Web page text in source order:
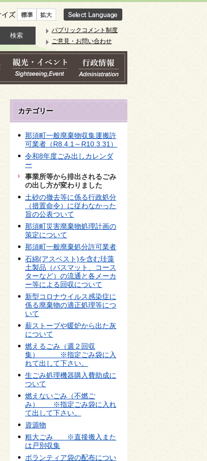
文字サイズ
パブリックコメント制度
ご意見・お問い合わせ
カテゴリー
那須町一般廃棄物収集運搬許
可業者（R8.4.1～R10.3.31）
令和8年度ごみ出しカレンダ
ー
事業所等から排出されるごみ
の出し方が変わりました
土砂の撤去等に係る行政処分
（措置命令）に従わなかった
旨の公表ついて
那須町災害廃棄物処理計画の
策定について
那須町一般廃棄処分許可業者
石綿(アスベスト)を含む珪藻
土製品（バスマット、コース
ターなど）の流通と各メーカ
ー等による回収について
新型コロナウイルス感染症に
係る廃棄物の適正処理等につ
いて
薪ストーブや暖炉から出た灰
について
燃えるごみ（週２回収
集） ※指定ごみ袋に入
れて出して下さい。
生ごみ処理機器購入費助成に
ついて
燃えないごみ（不燃ご
み） ※指定ごみ袋に入れ
て出して下さい。
資源物
粗大ごみ ※直接搬入また
は戸別収集
ボランティア袋の配布につい